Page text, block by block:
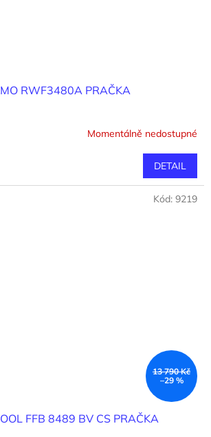
RWF3480A PRAČKA
Momentálně nedostupné
DETAIL
13 790 Kč
–29 %
FFB 8489 BV CS PRAČKA
Kód: 9219